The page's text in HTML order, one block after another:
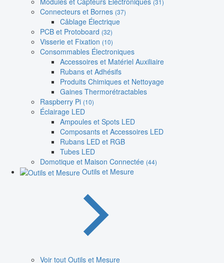
Connecteurs et Bornes (37)
Câblage Électrique
PCB et Protoboard (32)
Visserie et Fixation (10)
Consommables Électroniques
Accessoires et Matériel Auxiliaire
Rubans et Adhésifs
Produits Chimiques et Nettoyage
Gaines Thermorétractables
Raspberry Pi (10)
Éclairage LED
Ampoules et Spots LED
Composants et Accessoires LED
Rubans LED et RGB
Tubes LED
Domotique et Maison Connectée (44)
Outils et Mesure
Voir tout Outils et Mesure